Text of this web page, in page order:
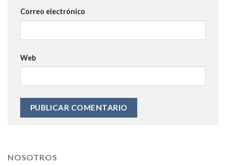
Correo electrónico
Web
NOSOTROS